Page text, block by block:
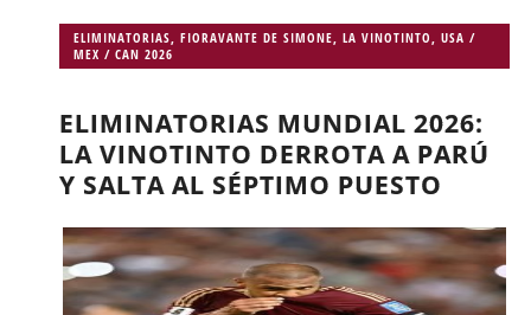
ELIMINATORIAS FIORAVANTE DE SIMONE LA VINOTINTO
USA /
MEX / CAN 2026
ELIMINATORIAS MUNDIAL 2026:
LA VINOTINTO DERROTA A PARÚ
Y SALTA AL SÉPTIMO PUESTO